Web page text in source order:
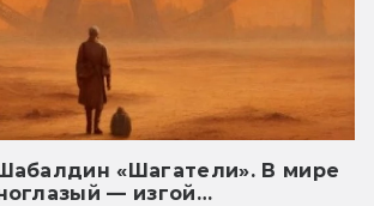
«Шагатели». В мире
— изгой…